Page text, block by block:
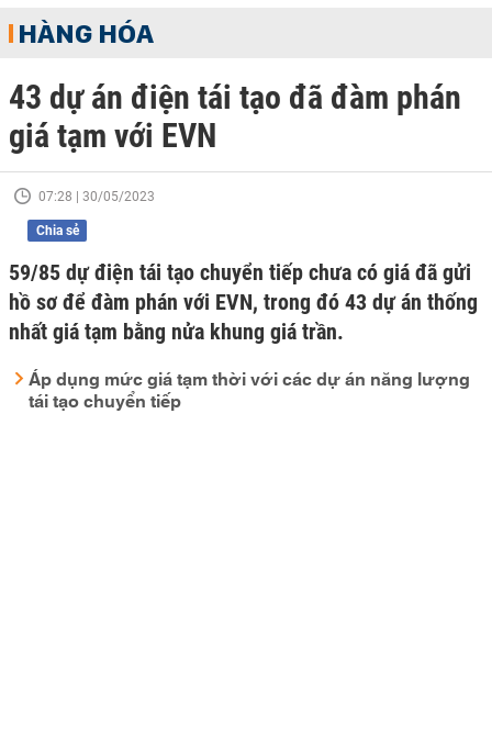
HÀNG HÓA
43 dự án điện tái tạo đã đàm phán
giá tạm với EVN
07:28 | 30/05/2023
Chia sẻ
59/85 dự điện tái tạo chuyển tiếp chưa có giá đã gửi
hồ sơ để đàm phán với EVN, trong đó 43 dự án thống
nhất giá tạm bằng nửa khung giá trần.
Áp dụng mức giá tạm thời với các dự án năng lượng
tái tạo chuyển tiếp